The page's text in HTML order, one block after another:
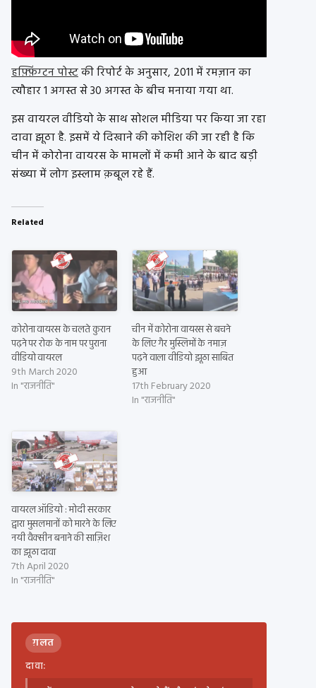
हफ़्फ़िंग्टन पोस्टकी रिपोर्ट के अनुसार, 2011 में रमज़ान का
त्यौहार 1 अगस्त से 30 अगस्त के बीच मनाया गया था.
इस वायरल वीडियो के साथ सोशल मीडिया पर किया जा रहा
दावा झूठा है. इसमें ये दिखाने की कोशिश की जा रही है कि
चीन में कोरोना वायरस के मामलों में कमी आने के बाद बड़ी
संख्या में लोग इस्लाम क़बूल रहे हैं.
Related
कोरोना वायरस के चलते कुरान
पढ़ने पर रोक के नाम पर पुराना
वीडियो वायरल
9th March 2020
In "राजनीति"
चीन में कोरोना वायरस से बचने
के लिए गैर मुस्लिमों के नमाज़
पढ़ने वाला वीडियो झूठा साबित
हुआ
17th February 2020
In "राजनीति"
वायरल ऑडियो : मोदी सरकार
द्वारा मुसलमानों को मारने के लिए
नयी वैक्सीन बनाने की साज़िश
का झूठा दावा
7th April 2020
In "राजनीति"
ग़लत
दावा: